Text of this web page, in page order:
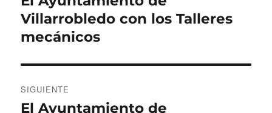
entradas
anterior:
Villarrobledo con los Talleres
mecánicos
SIGUIENTE
Entrada
El Ayuntamiento de